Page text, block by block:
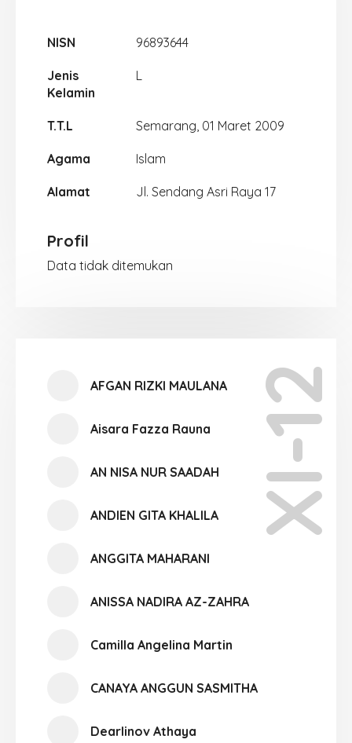
NISN 96893644
Jenis
Kelamin
L
T.T.L Semarang, 01 Maret 2009
Agama Islam
Alamat Jl. Sendang Asri Raya 17
Profil
Data tidak ditemukan
XI-12
AFGAN RIZKI MAULANA
Aisara Fazza Rauna
AN NISA NUR SAADAH
ANDIEN GITA KHALILA
ANGGITA MAHARANI
ANISSA NADIRA AZ-ZAHRA
Camilla Angelina Martin
CANAYA ANGGUN SASMITHA
Dearlinov Athaya